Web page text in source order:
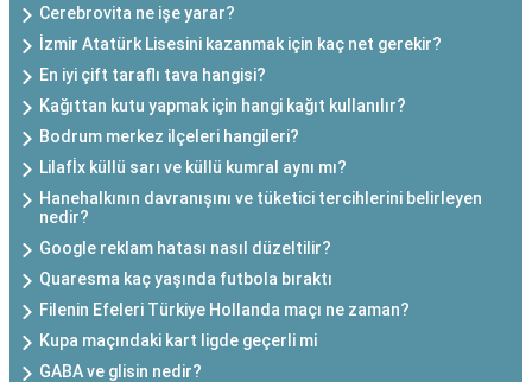
Cerebrovita ne işe yarar?
İzmir Atatürk Lisesini kazanmak için kaç net gerekir?
En iyi çift taraflı tava hangisi?
Kağıttan kutu yapmak için hangi kağıt kullanılır?
Bodrum merkez ilçeleri hangileri?
Lilafİx küllü sarı ve küllü kumral aynı mı?
Hanehalkının davranışını ve tüketici tercihlerini belirleyen
nedir?
Google reklam hatası nasıl düzeltilir?
Quaresma kaç yaşında futbola bıraktı
Filenin Efeleri Türkiye Hollanda maçı ne zaman?
Kupa maçındaki kart ligde geçerli mi
GABA ve glisin nedir?